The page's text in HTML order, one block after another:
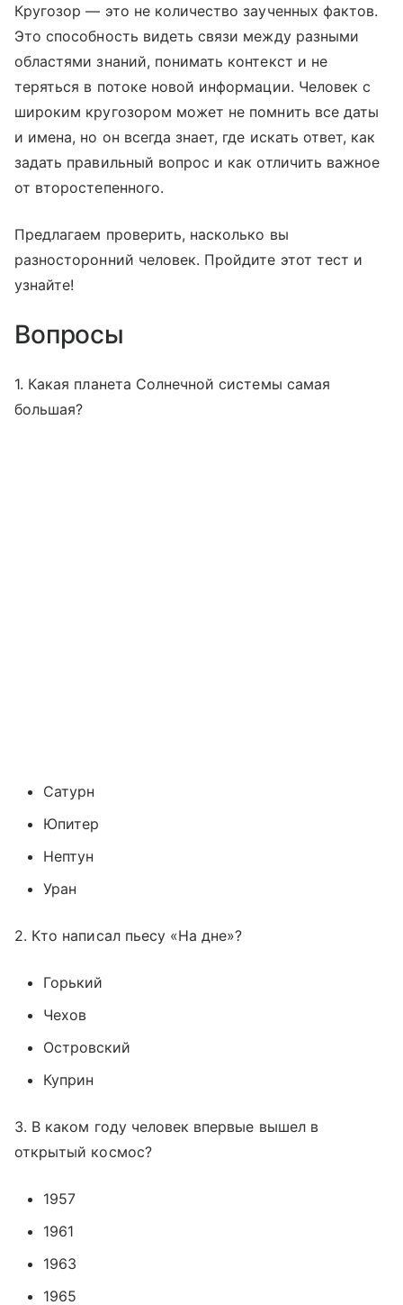
Кругозор — это не количество заученных фактов.
Это способность видеть связи между разными
областями знаний, понимать контекст и не
теряться в потоке новой информации. Человек с
широким кругозором может не помнить все даты
и имена, но он всегда знает, где искать ответ, как
задать правильный вопрос и как отличить важное
от второстепенного.
Предлагаем проверить, насколько вы
разносторонний человек. Пройдите этот тест и
узнайте!
Вопросы
1. Какая планета Солнечной системы самая
большая?
Сатурн
Юпитер
Нептун
Уран
2. Кто написал пьесу «На дне»?
Горький
Чехов
Островский
Куприн
3. В каком году человек впервые вышел в
открытый космос?
1957
1961
1963
1965